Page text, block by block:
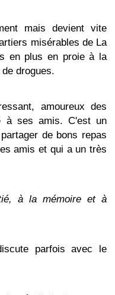
mais devient vite
misérables de La
en plus en proie à la
drogues.
amoureux des
à ses amis. C'est un
de bons repas
amis et qui a un très
à la mémoire et à
parfois avec le